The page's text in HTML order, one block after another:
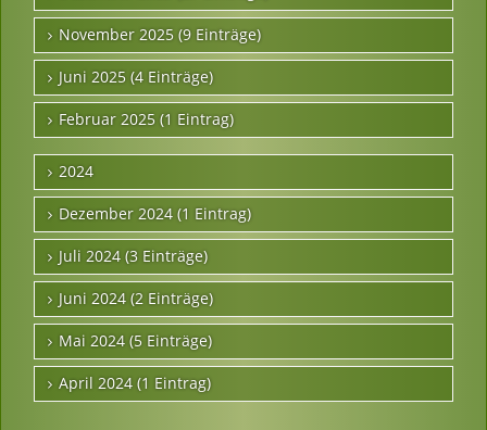
November 2025 (9 Einträge)
Juni 2025 (4 Einträge)
Februar 2025 (1 Eintrag)
2024
Dezember 2024 (1 Eintrag)
Juli 2024 (3 Einträge)
Juni 2024 (2 Einträge)
Mai 2024 (5 Einträge)
April 2024 (1 Eintrag)